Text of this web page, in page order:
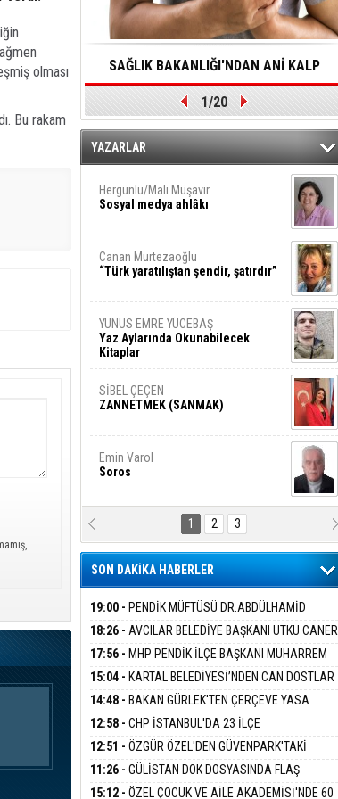
olması
Bu rakam
SAĞLIK BAKANLIĞI'NDAN ANİ KALP
DURMALARINA HIZLI MÜDAHALE
EDİLMESİNE YÖNELİK ÖNLENMESİ İÇİN
ÖNEMLİ ADIM
1/20
YAZARLAR
Hergünlü/Mali Müşavir
Sosyal medya ahlâkı
Canan Murtezaoğlu
“Türk yaratılıştan şendir, şatırdır”
YUNUS EMRE YÜCEBAŞ
Yaz Aylarında Okunabilecek
Kitaplar
SİBEL ÇEÇEN
ZANNETMEK (SANMAK)
Emin Varol
Soros
Karanlık DNA Kuşaklararası
Şiddetin Biyolojik Faturası
Şiyar Adıyaman
Ben Bu Sahaya Sığmazam
Hasan Ali Çölük
Bir Satırın İçindeki İnsan
Ezgi Kılıç
SİVAS: ATEŞE ATILAN VİCDAN
BARIŞ BAŞARSLAN
1 2 3
SON DAKİKA HABERLER
19:00 - PENDİK MÜFTÜSÜ DR.ABDÜLHAMİD
PEHLİVAN BASIN MENSUPLARINI AĞIRLADI
18:26 - AVCILAR BELEDİYE BAŞKANI UTKU CANER
ÇANKAYA HAKKINDA TAHLİYE KARARI
17:56 - MHP PENDİK İLÇE BAŞKANI MUHARREM
KIR KARTAL ORDULULAR DERNEĞİ HEYETİNİ
AĞIRLADI
15:04 - KARTAL BELEDİYESİ’NDEN CAN DOSTLAR
İÇİN DEV YATIRIM!
14:48 - BAKAN GÜRLEK'TEN ÇERÇEVE YASA
AÇIKLAMASI:''KIRMIZI ÇİZGİMİZ ŞEHİT AİLELERİ
VE GAZİLERİMİZİN HASSASİYETİDİR''
12:58 - CHP İSTANBUL'DA 23 İLÇE
BAŞKANLIĞI'NDA ATAMALAR GERÇEKLEŞTİ
12:51 - ÖZGÜR ÖZEL'DEN GÜVENPARK'TAKİ
GAZİLERE DESTEK:''SONUÇ ALANA KADAR
ARKANIZDAYIZ''
11:26 - GÜLİSTAN DOK DOSYASINDA FLAŞ
GELİŞME: 2 DALGIÇ DELİL KARARTMA
15:12 - ÖZEL ÇOCUK VE AİLE AKADEMİSİ'NDE 60